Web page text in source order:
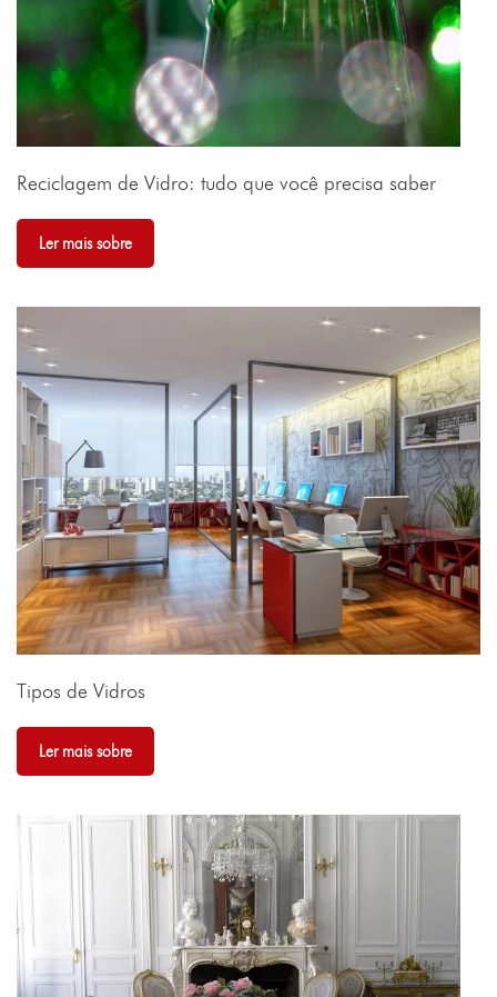
Reciclagem de Vidro: tudo que você precisa saber
Ler mais sobre
Tipos de Vidros
Ler mais sobre